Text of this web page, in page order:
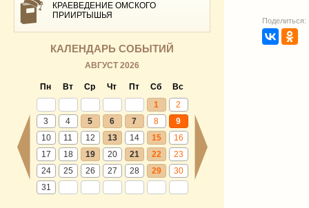
КРАЕВЕДЕНИЕ ОМСКОГО
ПРИИРТЫШЬЯ
КАЛЕНДАРЬ СОБЫТИЙ
АВГУСТ 2026
Пн Вт Ср Чт Пт Сб
Вс
1
2
3
4 5 6 7 8
9
10
11 12 13 14 15
16
17
18 19 20 21 22
23
24
25 26 27 28 29
30
31
Поделиться: